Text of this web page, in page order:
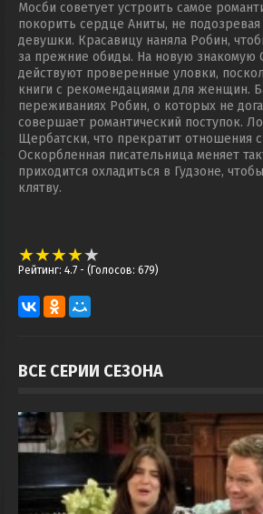
Мосби советует устроить самое
покорить сердце Аниты, не
девушки. Красавицу наняла Робин,
за прежние обиды. На новую знакомую
действуют проверенные уловки,
книги с рекомендациями для женщин.
переживаниях Робин, о которых не
совершает романтический поступок.
Щербатски, что прекратит отношения
Оскорбленная писательница меняет
приходится охладиться в Гудзоне,
клятву.
Рейтинг: 4.7 - (Голосов: 679)
ВСЕ СЕРИИ СЕЗОНА